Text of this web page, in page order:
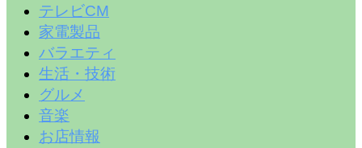
テレビCM
家電製品
バラエティ
生活・技術
グルメ
音楽
お店情報